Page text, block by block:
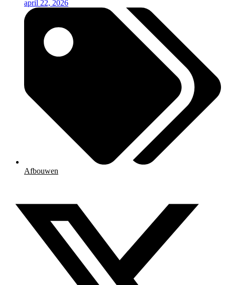
april 22, 2026
Afbouwen